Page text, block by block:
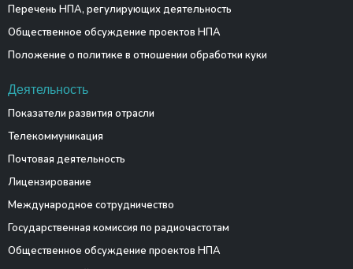
Перечень НПА, регулирующих деятельность
Общественное обсуждение проектов НПА
Положение о политике в отношении обработки куки
Деятельность
Показатели развития отрасли
Телекоммуникация
Почтовая деятельность
Лицензирование
Международное сотрудничество
Государственная комиссия по радиочастотам
Общественное обсуждение проектов НПА